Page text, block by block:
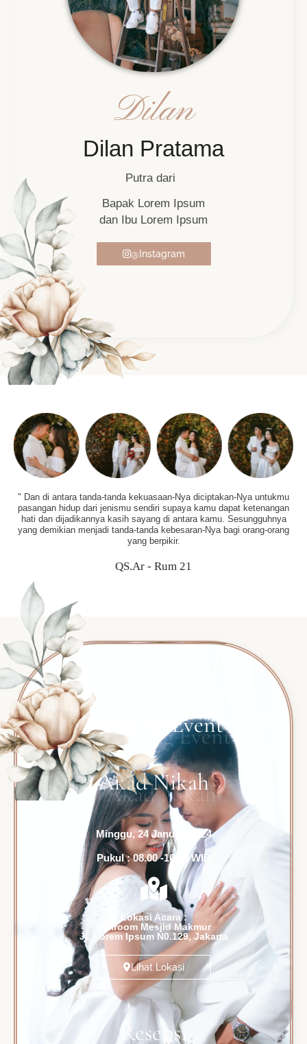
Dilan
Dilan Pratama
Putra dari
Bapak Lorem Ipsum
dan Ibu Lorem Ipsum
@Instagram
" Dan di antara tanda-tanda kekuasaan-Nya diciptakan-Nya untukmu
pasangan hidup dari jenismu sendiri supaya kamu dapat ketenangan
hati dan dijadikannya kasih sayang di antara kamu. Sesungguhnya
yang demikian menjadi tanda-tanda kebesaran-Nya bagi orang-orang
yang berpikir.
QS.Ar - Rum 21
Wedding Event
Akad Nikah
Minggu, 24 Januari 2024
Pukul : 08.00 -10.00 WIB
Lokasi Acara :
Ballroom Mesjid Makmur
Jl. Lorem Ipsum N0.129, Jakarta
Lihat Lokasi
Resepsi